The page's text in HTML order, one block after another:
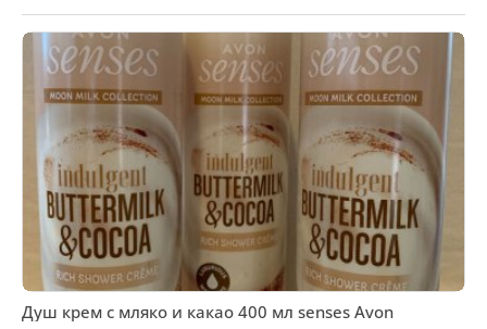
Душ крем с мляко и какао 400 мл senses Avon